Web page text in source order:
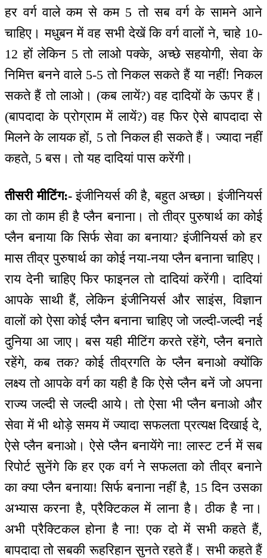
हर वर्ग वाले कम से कम 5 तो सब वर्ग के सामने आने
चाहिए। मधुबन में वह सभी देखें कि वर्ग वालों ने, चाहे 10-
12 हों लेकिन 5 तो लाओ पक्के, अच्छे सहयोगी, सेवा के
निमित्त बनने वाले 5-5 तो निकल सकते हैं या नहीं! निकल
सकते हैं तो लाओ। (कब लायें?) वह दादियों के ऊपर हैं।
(बापदादा के प्रोग्राम में लायें?) वह फिर ऐसे बापदादा से
मिलने के लायक हों, 5 तो निकल ही सकते हैं। ज्यादा नहीं
कहते, 5 बस। तो यह दादियां पास करेंगी।
तीसरी मीटिंग:-इंजीनियर्स की है, बहुत अच्छा। इंजीनियर्स
का तो काम ही है प्लैन बनाना। तो तीव्र पुरुषार्थ का कोई
प्लैन बनाया कि सिर्फ सेवा का बनाया? इंजीनियर्स को हर
मास तीव्र पुरुषार्थ का कोई नया-नया प्लैन बनाना चाहिए।
राय देनी चाहिए फिर फाइनल तो दादियां करेंगी। दादियां
आपके साथी हैं, लेकिन इंजीनियर्स और साइंस, विज्ञान
वालों को ऐसा कोई प्लैन बनाना चाहिए जो जल्दी-जल्दी नई
दुनिया आ जाए। बस यही मीटिंग करते रहेंगे, प्लैन बनाते
रहेंगे, कब तक? कोई तीव्रगति के प्लैन बनाओ क्योंकि
लक्ष्य तो आपके वर्ग का यही है कि ऐसे प्लैन बनें जो अपना
राज्य जल्दी से जल्दी आये। तो ऐसा भी प्लैन बनाओ और
सेवा में भी थोड़े समय में ज्यादा सफलता प्रत्यक्ष दिखाई दे,
ऐसे प्लैन बनाओ। ऐसे प्लैन बनायेंगे ना! लास्ट टर्न में सब
रिपोर्ट सुनेंगे कि हर एक वर्ग ने सफलता को तीव्र बनाने
का क्या प्लैन बनाया! सिर्फ बनाना नहीं है, 15 दिन उसका
अभ्यास करना है, प्रैक्टिकल में लाना है। ठीक है ना।
अभी प्रैक्टिकल होना है ना! एक दो में सभी कहते हैं,
बापदादा तो सबकी रूहरिहान सुनते रहते हैं। सभी कहते हैं